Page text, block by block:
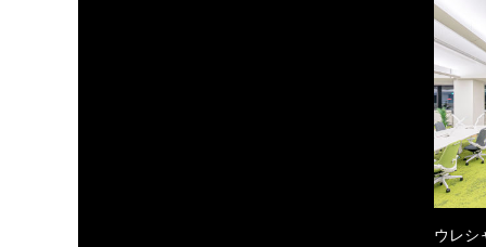
ウレシ